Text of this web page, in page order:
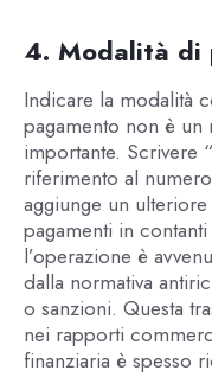
4. Modalità di
Indicare la modalità
pagamento non è un
importante. Scrivere
riferimento al
aggiunge un
pagamenti in
l’operazione è
dalla normativa
o sanzioni. Questa
nei rapporti
finanziaria è spesso